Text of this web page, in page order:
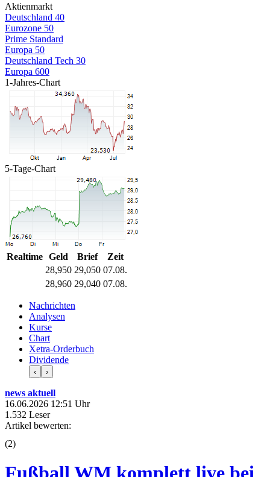
Aktienmarkt
Deutschland 40
Eurozone 50
Prime Standard
Europa 50
Deutschland Tech 30
Europa 600
1-Jahres-Chart
5-Tage-Chart
Realtime Geld Brief
Zeit
28,950 29,050 07.08.
28,960 29,040 07.08.
Nachrichten
Analysen
Kurse
Chart
Xetra-Orderbuch
Dividende
‹ ›
news aktuell
16.06.2026 12:51 Uhr
1.532 Leser
Artikel bewerten:
(2)